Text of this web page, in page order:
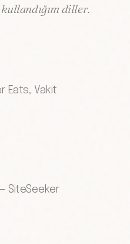
diller.
Eats, Vakit
SiteSeeker